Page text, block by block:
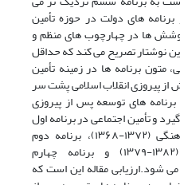
های دولت در حوزه تأمین
ها در چهارچوب های منظم و
نوشتار تصریح می کند که حداقل
متون برنامه ها در زمینه تأمین
از پیروزی انقلاب اسلامی پشت سر
های توسعه پس از پیروزی
و تأمین اجتماعی در برنامه اول
توسعه اقتصادی، اجتماعی و فرهنگی (۱۳۷۲-۱۳۶۸)، برنامه دوم
(۱۳۷۸-۱۳۷۳)، برنامه سوم (۱۳۸۲-۱۳۷۹) و برنامه چهارم
می شود.ارزیابی مقاله این است که